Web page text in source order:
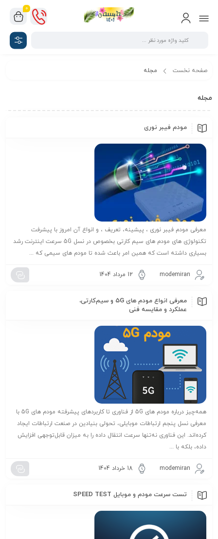
0
صفحه نخست مجله
مجله
مودم فیبر نوری
معرفی مودم فیبر نوری ، پیشینه، تعریف ، و انواع آن امروز با پیشرفت
تکنولوژی های مودم های سیم کارتی بخصوص در نسل 5G سرعت اینترنت رشد
بسیاری داشته است که همین امر باعث شده تا مودم های سیمی که ...
modemiran 12 مرداد 1404
معرفی انواع مودم‌ های 5G و سیم‌کارتی،
عملکرد و مقایسه فنی
همه‌چیز درباره مودم‌ های 5G از فناوری تا کاربردهای پیشرفته مودم‌ های 5G با
معرفی نسل پنجم ارتباطات موبایلی، تحولی بنیادین در صنعت ارتباطات ایجاد
کرده‌اند. این فناوری نه‌تنها سرعت انتقال داده را به میزان قابل‌توجهی افزایش
داده، بلکه با ...
modemiran 18 خرداد 1404
تست سرعت مودم و موبایل SPEED TEST